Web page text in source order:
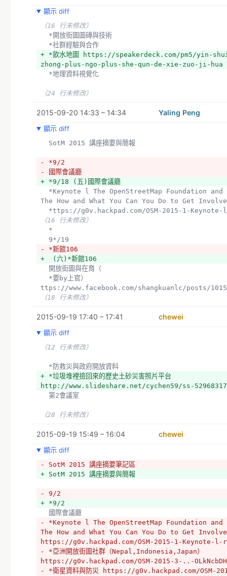
  OSM 工作坊
  *阿貴老師來開講
+ *
  *榮尼王教你玩地理資料
+ *
  *OSM Workshop
（3 行未修改）
  *Jimmy
- *Muyueh
+ *Ronny https://sheethub.com/246.swcb.gov.tw
顯示 diff
（16 行未修改）
  *開放街圖圖磚與技術
  *社群經驗與合作
+ *飲水地圖 https://speakerdeck.com/pm5/yin-
zhong-plus-ngo-plus-she-qun-de-xie-zuo-ji-hua
  *地理資料視覺化
（24 行未修改）
2015-09-20 14:33 – 14:34 Yaling Peng
顯示 diff
  SotM 2015 講座摘要與簡報
- *9/2
- 國際會議廳
+ *9/18 (五)國際會議廳
The How and What You Can You Do to Get
*ttps://g0v.hackpad.com/OSM-2015-1-
（16 行未修改）
  *
  9*/19
- *新館106
+  (六)*新館106
  開放街圖與在育（
ttps://www.facebook.com/shangkuanlc/posts/
（18 行未修改）
2015-09-19 17:40 – 17:41 chewei
顯示 diff
（12 行未修改）
  *防救災與政府開放資料
+ *垃圾堆裡撿回來的歷史土砂災害照片平台
http://www.slideshare.net/cychen59/ss-52968317
  第2會議室
（28 行未修改）
2015-09-19 15:49 – 16:04 chewei
顯示 diff
- SotM 2015 講座摘要筆記區
+ SotM 2015 講座摘要與簡報
- 9/2
+ *9/2
  國際會議廳
- *Keynote l The OpenStreetMap Foundation and
The How and What You Can You Do to Get
https://g0v.hackpad.com/OSM-2015-1-Keynote-l-
- *亞洲開放街圖社群（Nepal,Indonesia,Japan）
https://g0v.hackpad.com/OSM-2015-3-..-
- *衛星資料與防災 https://g0v.hackpad.com/OSM-